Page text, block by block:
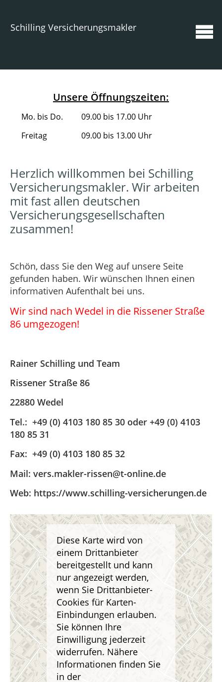
Schilling Versicherungsmakler
Unsere Öffnungszeiten:
Mo. bis Do.
09.00 bis 17.00 Uhr
Freitag
09.00 bis 13.00 Uhr
Herzlich willkommen bei Schilling
Versicherungsmakler. Wir arbeiten
mit fast allen deutschen
Versicherungsgesellschaften
zusammen!
Schön, dass Sie den Weg auf unsere Seite
gefunden haben. Wir wünschen Ihnen einen
informativen Aufenthalt bei uns.
Wir sind nach Wedel in die Rissener Straße
86 umgezogen!
Rainer Schilling und Team
Rissener Straße 86
22880 Wedel
Tel.: +49 (0) 4103 180 85 30 oder +49 (0) 4103
180 85 31
Fax: +49 (0) 4103 180 85 32
Mail: vers.makler-rissen@t-online.de
Web: https://www.schilling-versicherungen.de
Diese Karte wird von
einem Drittanbieter
bereitgestellt und kann
nur angezeigt werden,
wenn Sie Drittanbieter-
Cookies für Karten-
Einbindungen erlauben.
Sie können Ihre
Einwilligung jederzeit
widerrufen. Nähere
Informationen finden Sie
in der